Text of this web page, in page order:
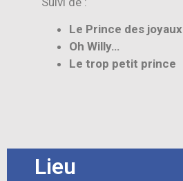
Le Prince des joyaux
Oh Willy…
Le trop petit prince
Lieu